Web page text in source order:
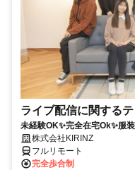
ライブ配信に関する
未経験OK✨完全在宅Ok✨服
株式会社KIRINZ
フルリモート
完全歩合制